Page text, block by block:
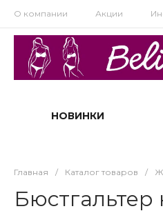
О компании Акции
НОВИНКИ
Главная / Каталог товаров /